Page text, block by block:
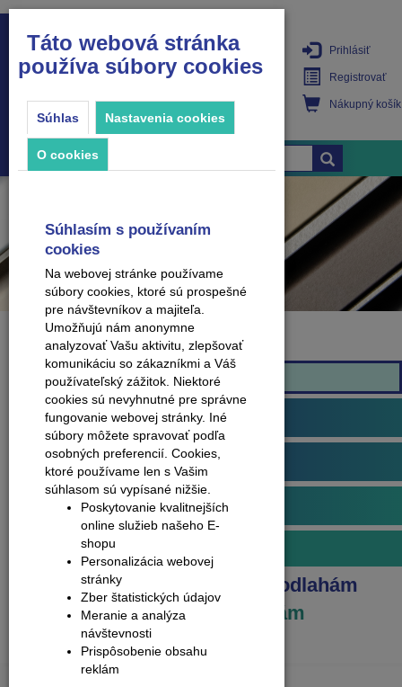
PRODUKTY
Prihlásiť
Registrovať
Nákupný košík
Značka
Arbiton
Plávajúce podlahy
Obvodové lišty (soklové)
Príslušenstvo k podlahám
Iné príslušenstvo k podlahám
Produkty
Príslušenstvo k podlahám
Iné príslušenstvo k podlahám
Táto webová stránka
používa súbory cookies
Súhlas Nastavenia cookies
O cookies
Súhlasím s používaním
cookies
Na webovej stránke používame
súbory cookies, ktoré sú prospešné
pre návštevníkov a majiteľa.
Umožňujú nám anonymne
analyzovať Vašu aktivitu, zlepšovať
komunikáciu so zákazníkmi a Váš
používateľský zážitok. Niektoré
cookies sú nevyhnutné pre správne
fungovanie webovej stránky. Iné
súbory môžete spravovať podľa
osobných preferencií. Cookies,
ktoré používame len s Vašim
súhlasom sú vypísané nižšie.
Poskytovanie kvalitnejších
online služieb našeho E-
shopu
Personalizácia webovej
stránky
Zber štatistických údajov
Meranie a analýza
návštevnosti
Prispôsobenie obsahu
reklám